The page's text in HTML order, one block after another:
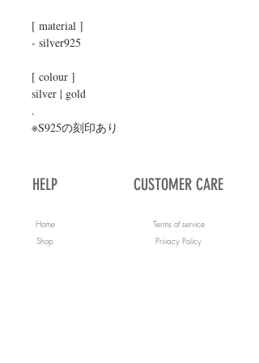
[ material ]
- silver925
[ colour ]
silver | gold
.
※S925の刻印あり
HELP
Home
Shop
CUSTOMER CARE
Terms of service
Privacy Policy